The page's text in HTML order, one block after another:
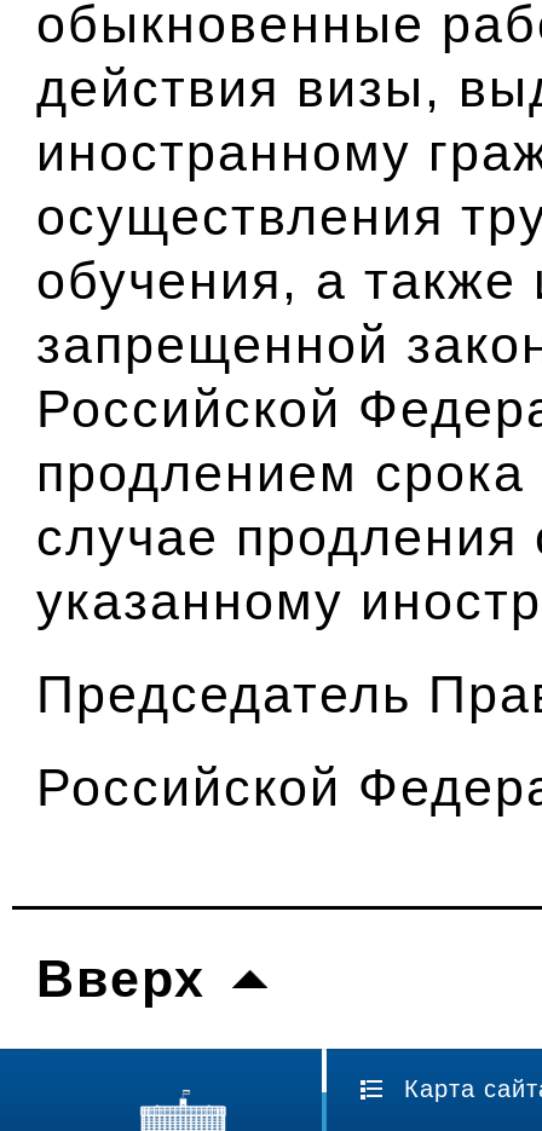
обыкновенные
действия визы,
иностранному
осуществления
обучения, а также
запрещенной
Российской
продлением срока
случае продления
указанному
Председатель
Российской
Вверх
Карта